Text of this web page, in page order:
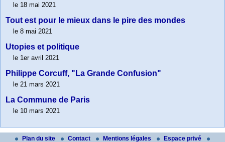
le 18 mai 2021
Tout est pour le mieux dans le pire des mondes
le 8 mai 2021
Utopies et politique
le 1er avril 2021
Philippe Corcuff, "La Grande Confusion"
le 21 mars 2021
La Commune de Paris
le 10 mars 2021
Plan du site Contact Mentions légales Espace privé